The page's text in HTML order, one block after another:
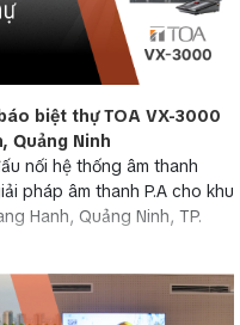
biệt thự TOA VX-3000
Quảng Ninh
nối hệ thống âm thanh
pháp âm thanh P.A cho khu
Hanh, Quảng Ninh, TP.